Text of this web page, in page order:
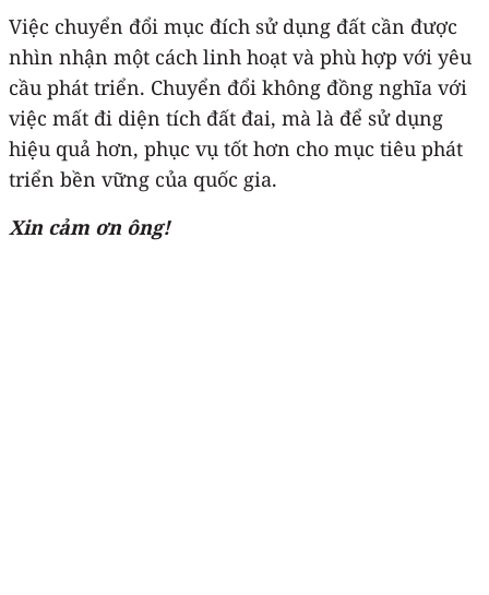
Việc chuyển đổi mục đích sử dụng đất cần được
nhìn nhận một cách linh hoạt và phù hợp với yêu
cầu phát triển. Chuyển đổi không đồng nghĩa với
việc mất đi diện tích đất đai, mà là để sử dụng
hiệu quả hơn, phục vụ tốt hơn cho mục tiêu phát
triển bền vững của quốc gia.
Xin cảm ơn ông!